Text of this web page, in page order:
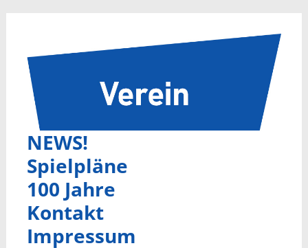
NEWS!
Spielpläne
100 Jahre
Kontakt
Impressum